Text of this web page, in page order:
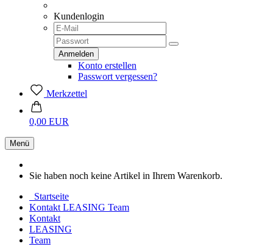
Kundenlogin
Konto erstellen
Passwort vergessen?
Merkzettel
0,00 EUR
Menü
Sie haben noch keine Artikel in Ihrem Warenkorb.
Startseite
Kontakt LEASING Team
Kontakt
LEASING
Team